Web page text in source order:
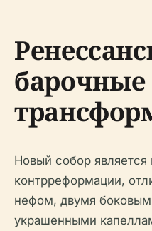
барочные
Новый собор
контрреформации,
нефом, двумя
украшенными